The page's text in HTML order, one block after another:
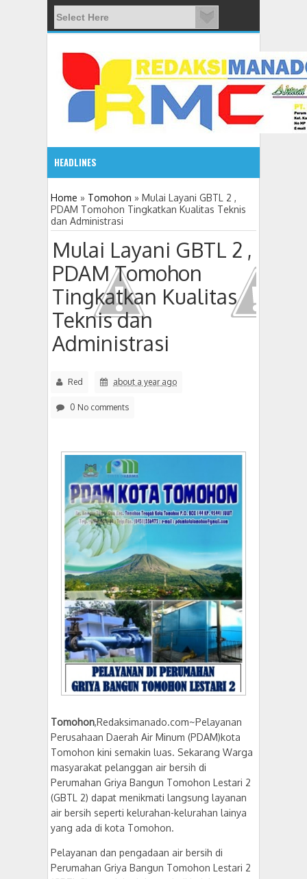
HEADLINES
08:03 AM
ADVETORIAL JONRU GANTIKAN MONO PIMPIN DPRD
Home » Tomohon » Mulai Layani GBTL 2 ,
PDAM Tomohon Tingkatkan Kualitas Teknis
dan Administrasi
Mulai Layani GBTL 2 ,
PDAM Tomohon
Tingkatkan Kualitas
Teknis dan
Administrasi
Red about a year ago
0 No comments
Tomohon,Redaksimanado.com~Pelayanan
Perusahaan Daerah Air Minum (PDAM)kota
Tomohon kini semakin luas. Sekarang Warga
masyarakat pelanggan air bersih di
Perumahan Griya Bangun Tomohon Lestari 2
(GBTL 2) dapat menikmati langsung layanan
air bersih seperti kelurahan-kelurahan lainya
yang ada di kota Tomohon.
Pelayanan dan pengadaan air bersih di
Perumahan Griya Bangun Tomohon Lestari 2